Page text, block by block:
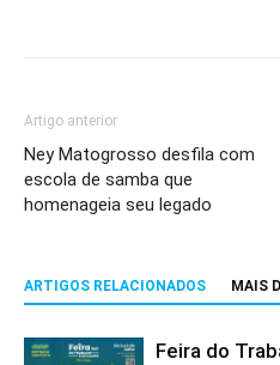
Artigo anterior
Ney Matogrosso desfila com
escola de samba que
homenageia seu legado
ARTIGOS RELACIONADOS MAIS
Feira do